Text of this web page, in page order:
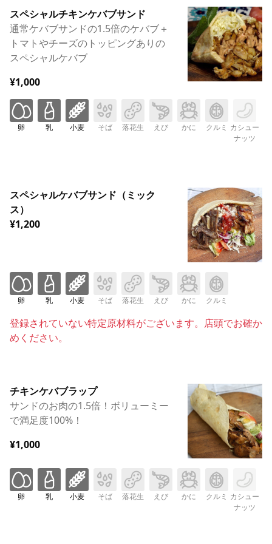
スペシャルチキンケバブサンド
通常ケバブサンドの1.5倍のケバブ＋
トマトやチーズのトッピングありの
スペシャルケバブ
¥1,000
卵 乳 小麦 そば 落花生 えび かに クルミ カシュー
ナッツ
スペシャルケバブサンド（ミック
ス）
¥1,200
卵 乳 小麦 そば 落花生 えび かに クルミ
登録されていない特定原材料がございます。店頭でお確か
めください。
チキンケバブラップ
サンドのお肉の1.5倍！ボリューミー
で満足度100%！
¥1,000
卵 乳 小麦 そば 落花生 えび かに クルミ カシュー
ナッツ